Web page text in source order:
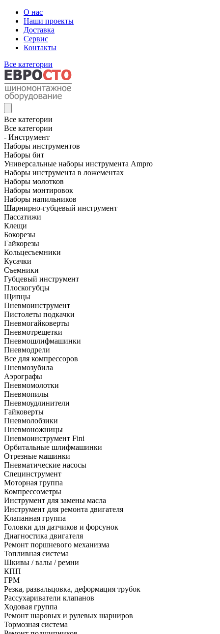
О нас
Наши проекты
Доставка
Сервис
Контакты
Все категории
Все категории
Все категории
- Инструмент
Наборы инструментов
Наборы бит
Универсальные наборы инструмента Ampro
Наборы инструмента в ложементах
Наборы молотков
Наборы монтировок
Наборы напильников
Шарнирно-губцевый инструмент
Пассатижи
Клещи
Бокорезы
Гайкорезы
Кольцесъемники
Кусачки
Съемники
Губцевый инструмент
Плоскогубцы
Щипцы
Пневмоинструмент
Пистолеты подкачки
Пневмогайковерты
Пневмотрещетки
Пневмошлифмашинки
Пневмодрели
Все для компрессоров
Пневмозубила
Аэрографы
Пневмомолотки
Пневмопилы
Пневмоудлинители
Гайковерты
Пневмолобзики
Пневмоножницы
Пневмоинструмент Fini
Орбитальные шлифмашинки
Отрезные машинки
Пневматические насосы
Специнструмент
Моторная группа
Компрессометры
Инструмент для замены масла
Инструмент для ремонта двигателя
Клапанная группа
Головки для датчиков и форсунок
Диагностика двигателя
Ремонт поршневого механизма
Топливная система
Шкивы / валы / ремни
КПП
ГРМ
Резка, развальцовка, деформация трубок
Рассухариватели клапанов
Ходовая группа
Ремонт шаровых и рулевых шарниров
Тормозная система